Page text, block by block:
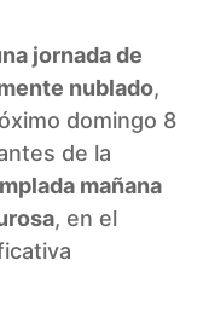
jornada de
nublado,
domingo 8
de la
mañana
, en el